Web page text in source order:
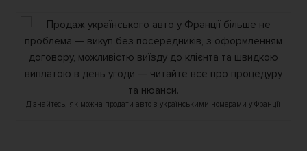
Дізнайтесь, як можна продати авто з українськими номерами у Франції